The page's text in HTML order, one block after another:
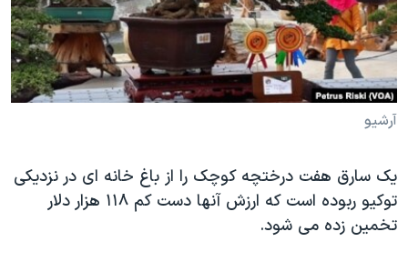
فرهنگ و زندگی
حقوق شهروندی
اقتصادی
علم و فناوری
گالری عکس
آرشیو پخش زنده
مستندها
انتخابات ریاست جمهوری آمریکا ۲۰۲۴
حمله جمهوری اسلامی به اسرائیل
رمز مهسا
اعتراضات زن، زندگی، آزادی
مجموعه مستندهای دادخواهی
دنبال کنید
آرشیو
یک سارق هفت درختچه کوچک را از باغ خانه ای در نزدیکی
توکیو ربوده است که ارزش آنها دست کم ۱۱۸ هزار دلار
تخمین زده می شود.